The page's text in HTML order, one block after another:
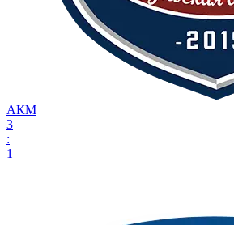
АКМ
3
:
1